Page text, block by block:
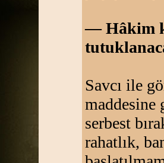
— Hâkim
Savcı ile
maddesine
serbest
rahatlık,